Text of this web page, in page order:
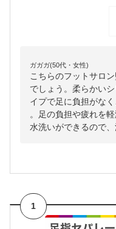
ガガガ(50代・女性)
こちらのフットサロ
でしょう。柔らかい
イプで足に負担がな
。足の負担や疲れを
水洗いができるので、
1